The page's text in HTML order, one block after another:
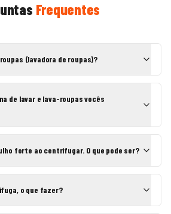
Frequentes
(lavadora de roupas)?
de lavar e lava-roupas vocês
forte ao centrifugar. O que pode ser?
o que fazer?